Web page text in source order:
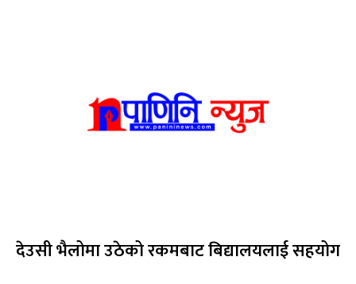
देउसी भैलोमा उठेको रकमबाट बिद्यालयलाई सहयोग